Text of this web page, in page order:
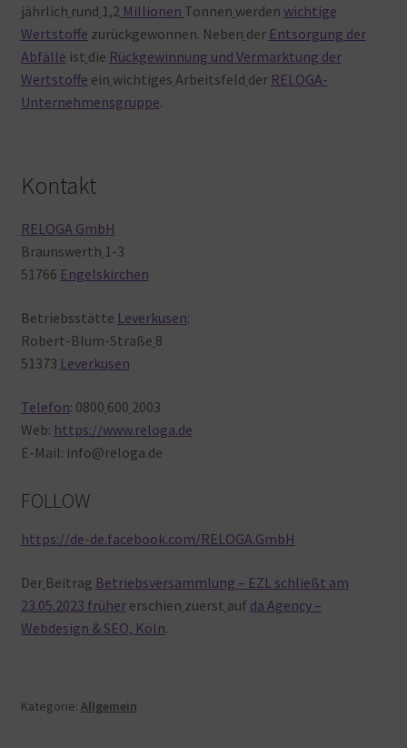
jährlich rund 1,2 Millionen Tonnen werden wichtige
Wertstoffe zurückgewonnen. Neben der Entsorgung der
Abfälle ist die Rückgewinnung und Vermarktung der
Wertstoffe ein wichtiges Arbeitsfeld der RELOGA-
Unternehmensgruppe.
Kontakt
RELOGA GmbH
Braunswerth 1-3
51766 Engelskirchen
Betriebsstätte Leverkusen:
Robert-Blum-Straße 8
51373 Leverkusen
Telefon: 0800 600 2003
Web: https://www.reloga.de
E-Mail: info@reloga.de
FOLLOW
https://de-de.facebook.com/RELOGA.GmbH
Der Beitrag Betriebsversammlung – EZL schließt am
23.05.2023 frühererschien zuerst auf da Agency –
Webdesign & SEO, Köln.
Kategorie: Allgemein